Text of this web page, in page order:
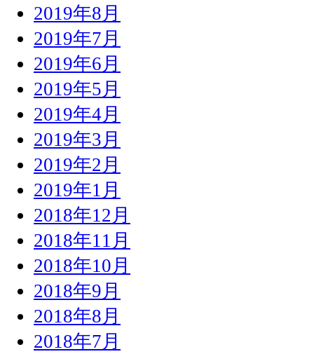
2019年8月
2019年7月
2019年6月
2019年5月
2019年4月
2019年3月
2019年2月
2019年1月
2018年12月
2018年11月
2018年10月
2018年9月
2018年8月
2018年7月